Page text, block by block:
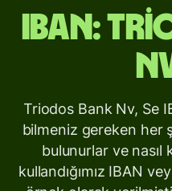
IBAN:
Triodos Bank Nv, Se
bilmeniz gereken her
bulunurlar ve nasıl
kullandığımız IBAN